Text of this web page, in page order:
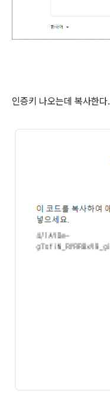
인증키 나오는데 복사한다.